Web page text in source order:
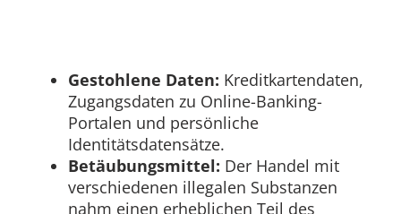
Gestohlene Daten: Kreditkartendaten,
Zugangsdaten zu Online-Banking-
Portalen und persönliche
Identitätsdatensätze.
Betäubungsmittel: Der Handel mit
verschiedenen illegalen Substanzen
nahm einen erheblichen Teil des